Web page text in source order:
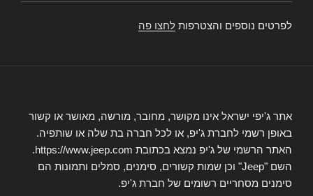
לפרטים נוספים והצטרפות לחצו פה
אתר ג'יפי ישראל אינו מקושר, מחובר, מורשה, מאושר או קשור
באופן רשמי לחברת ג'יפ, או לכל חברה בת שלה או שותפיה.
האתר הרשמי של ג'יפ נמצא בכתובת https://www.jeep.com.
השם "Jeep" וכן שמות קשורים, סימנים, סמלים ותמונות הם
סימנים מסחריים רשומים של חברת ג'יפ.